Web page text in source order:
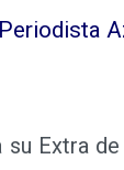
Extra de